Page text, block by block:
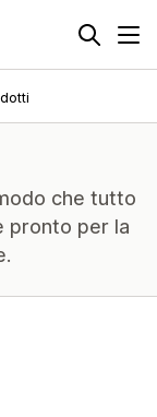
che tutto
pronto per la